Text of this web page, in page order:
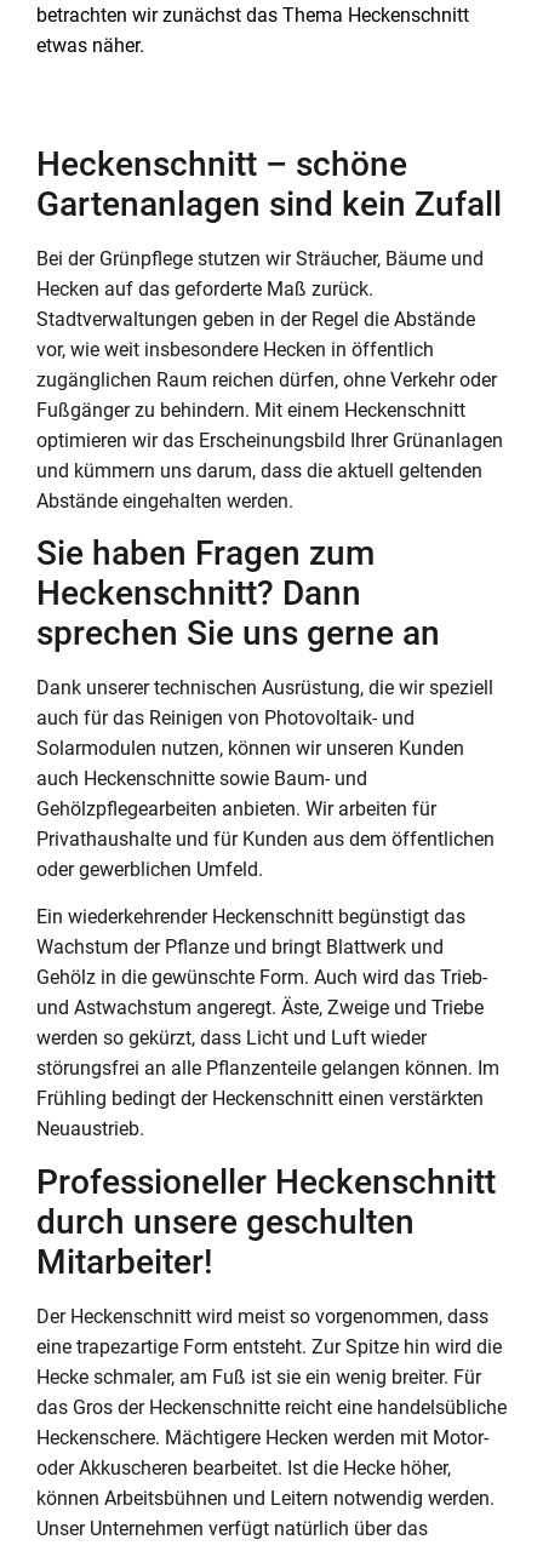
betrachten wir zunächst das Thema Heckenschnitt
etwas näher.
Heckenschnitt – schöne
Gartenanlagen sind kein Zufall
Bei der Grünpflege stutzen wir Sträucher, Bäume und
Hecken auf das geforderte Maß zurück.
Stadtverwaltungen geben in der Regel die Abstände
vor, wie weit insbesondere Hecken in öffentlich
zugänglichen Raum reichen dürfen, ohne Verkehr oder
Fußgänger zu behindern. Mit einem Heckenschnitt
optimieren wir das Erscheinungsbild Ihrer Grünanlagen
und kümmern uns darum, dass die aktuell geltenden
Abstände eingehalten werden.
Sie haben Fragen zum
Heckenschnitt? Dann
sprechen Sie uns gerne an
Dank unserer technischen Ausrüstung, die wir speziell
auch für das Reinigen von Photovoltaik- und
Solarmodulen nutzen, können wir unseren Kunden
auch Heckenschnitte sowie Baum- und
Gehölzpflegearbeiten anbieten. Wir arbeiten für
Privathaushalte und für Kunden aus dem öffentlichen
oder gewerblichen Umfeld.
Ein wiederkehrender Heckenschnitt begünstigt das
Wachstum der Pflanze und bringt Blattwerk und
Gehölz in die gewünschte Form. Auch wird das Trieb-
und Astwachstum angeregt. Äste, Zweige und Triebe
werden so gekürzt, dass Licht und Luft wieder
störungsfrei an alle Pflanzenteile gelangen können. Im
Frühling bedingt der Heckenschnitt einen verstärkten
Neuaustrieb.
Professioneller Heckenschnitt
durch unsere geschulten
Mitarbeiter!
Der Heckenschnitt wird meist so vorgenommen, dass
eine trapezartige Form entsteht. Zur Spitze hin wird die
Hecke schmaler, am Fuß ist sie ein wenig breiter. Für
das Gros der Heckenschnitte reicht eine handelsübliche
Heckenschere. Mächtigere Hecken werden mit Motor-
oder Akkuscheren bearbeitet. Ist die Hecke höher,
können Arbeitsbühnen und Leitern notwendig werden.
Unser Unternehmen verfügt natürlich über das